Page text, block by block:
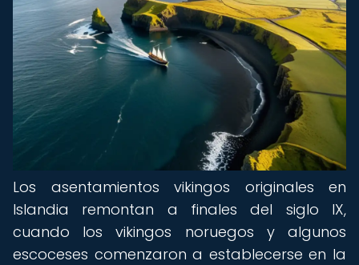
Los asentamientos vikingos originales en
Islandia remontan a finales del siglo IX,
cuando los vikingos noruegos y algunos
escoceses comenzaron a establecerse en la